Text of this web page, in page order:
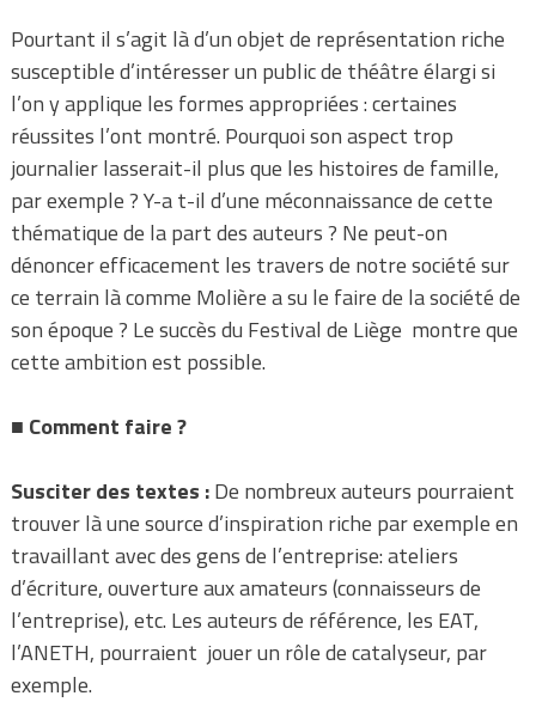
Pourtant il s’agit là d’un objet de représentation riche
susceptible d’intéresser un public de théâtre élargi si
l’on y applique les formes appropriées : certaines
réussites l’ont montré. Pourquoi son aspect trop
journalierlasserait-il plus que les histoires de famille,
par exemple ? Y-a t-il d’une méconnaissance de cette
thématique de la part des auteurs ? Ne peut-on
dénoncer efficacement les travers de notre société sur
ce terrain là comme Molière a su le faire de la société de
son époque ? Le succès du Festival de Liège montre que
cette ambition est possible.
■ Comment faire ?
Susciter des textes :De nombreux auteurs pourraient
trouver là une source d’inspiration riche par exemple en
travaillant avec des gens de l’entreprise: ateliers
d’écriture, ouverture aux amateurs (connaisseurs de
l’entreprise), etc. Les auteurs de référence, les EAT,
l’ANETH, pourraient jouer un rôle de catalyseur, par
exemple.